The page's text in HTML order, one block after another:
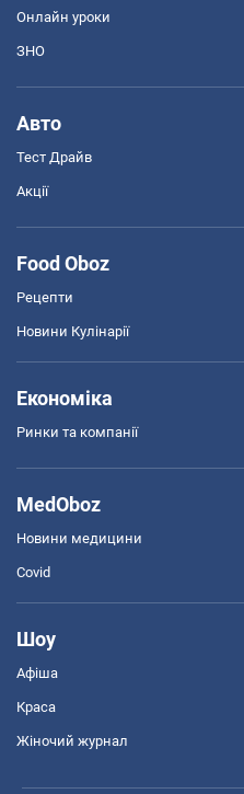
Онлайн уроки
ЗНО
Авто
Тест Драйв
Акції
Food Oboz
Рецепти
Новини Кулінарії
Економіка
Ринки та компанії
MedOboz
Новини медицини
Covid
Шоу
Афіша
Краса
Жіночий журнал